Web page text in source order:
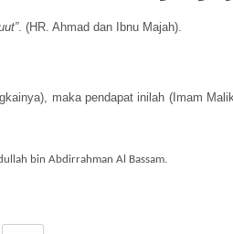
. (HR. Ahmad dan Ibnu Majah).
maka pendapat inilah (Imam
bin Abdirrahman Al Bassam.